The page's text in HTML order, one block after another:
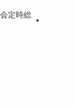
定時総